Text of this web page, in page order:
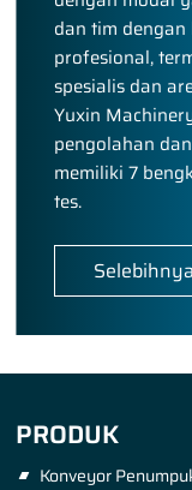
dan tim
profesional,
spesialis dan
Yuxin
pengolahan
memiliki 7
tes.
PRODUK
Konveyor